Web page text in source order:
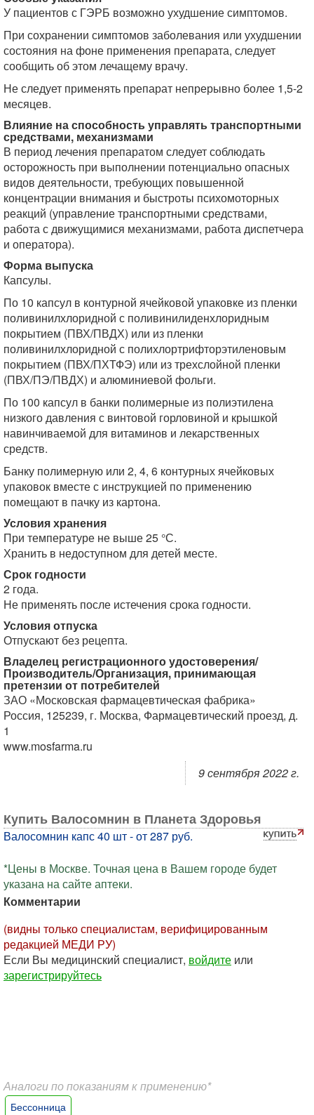
У пациентов с ГЭРБ возможно ухудшение симптомов.
При сохранении симптомов заболевания или ухудшении
состояния на фоне применения препарата, следует
сообщить об этом лечащему врачу.
Не следует применять препарат непрерывно более 1,5-2
месяцев.
Влияние на способность управлять транспортными
средствами, механизмами
В период лечения препаратом следует соблюдать
осторожность при выполнении потенциально опасных
видов деятельности, требующих повышенной
концентрации внимания и быстроты психомоторных
реакций (управление транспортными средствами,
работа с движущимися механизмами, работа диспетчера
и оператора).
Форма выпуска
Капсулы.
По 10 капсул в контурной ячейковой упаковке из пленки
поливинилхлоридной с поливинилиденхлоридным
покрытием (ПВХ/ПВДХ) или из пленки
поливинилхлоридной с полихлортрифторэтиленовым
покрытием (ПВХ/ПХТФЭ) или из трехслойной пленки
(ПВХ/ПЭ/ПВДХ) и алюминиевой фольги.
По 100 капсул в банки полимерные из полиэтилена
низкого давления с винтовой горловиной и крышкой
навинчиваемой для витаминов и лекарственных
средств.
Банку полимерную или 2, 4, 6 контурных ячейковых
упаковок вместе с инструкцией по применению
помещают в пачку из картона.
Условия хранения
При температуре не выше 25 °С.
Хранить в недоступном для детей месте.
Срок годности
2 года.
Не применять после истечения срока годности.
Условия отпуска
Отпускают без рецепта.
Владелец регистрационного удостоверения/
Производитель/Организация, принимающая
претензии от потребителей
ЗАО «Московская фармацевтическая фабрика»
Россия, 125239, г. Москва, Фармацевтический проезд, д.
1
www.mosfarma.ru
9 сентября 2022 г.
Купить Валосомнин в Планета Здоровья
Валосомнин капс 40 шт - от 287 руб.
*Цены в Москве. Точная цена в Вашем городе будет
указана на сайте аптеки.
Комментарии
(видны только специалистам, верифицированным
редакцией МЕДИ РУ)
Если Вы медицинский специалист, войдите или
зарегистрируйтесь
Аналоги по показаниям к применению*
Бессонница